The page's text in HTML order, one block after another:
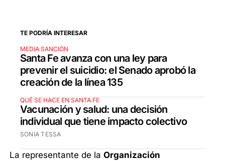
TE PODRÍA INTERESAR
MEDIA SANCIÓN
Santa Fe avanza con una ley para
prevenir el suicidio: el Senado aprobó la
creación de la línea 135
QUÉ SE HACE EN SANTA FE
Vacunación y salud: una decisión
individual que tiene impacto colectivo
SONIA TESSA
La representante de laOrganización